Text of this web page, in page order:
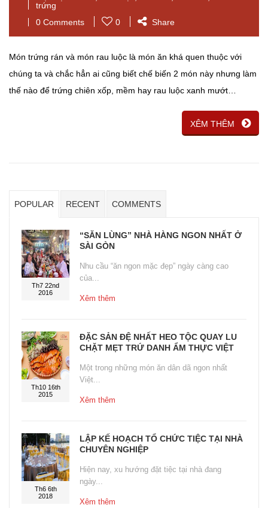
trứng
0 Comments
0 Share
Món trứng rán và món rau luộc là món ăn khá quen thuộc với
chúng ta và chắc hẳn ai cũng biết chế biến 2 món này nhưng làm
thế nào để trứng chiên xốp, mềm hay rau luộc xanh mướt…
XÊM THÊM
POPULAR RECENT COMMENTS
Th7 22nd
2016
“SĂN LÙNG” NHÀ HÀNG NGON NHẤT Ở
SÀI GÒN
Nhu cầu “ăn ngon mặc đẹp” ngày càng cao
của...
Xêm thêm
Th10 16th
2015
ĐẶC SẢN ĐỆ NHẤT HEO TỘC QUAY LU
CHẶT MẸT TRỨ DANH ẨM THỰC VIỆT
Một trong những món ăn dân dã ngon nhất
Việt...
Xêm thêm
Th6 6th
2018
LẬP KẾ HOẠCH TỔ CHỨC TIỆC TẠI NHÀ
CHUYÊN NGHIỆP
Hiện nay, xu hướng đặt tiệc tại nhà đang
ngày...
Xêm thêm